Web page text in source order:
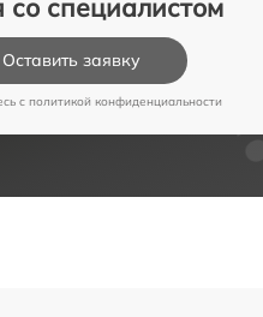
со специалистом
Оставить заявку
c политикой конфиденциальности